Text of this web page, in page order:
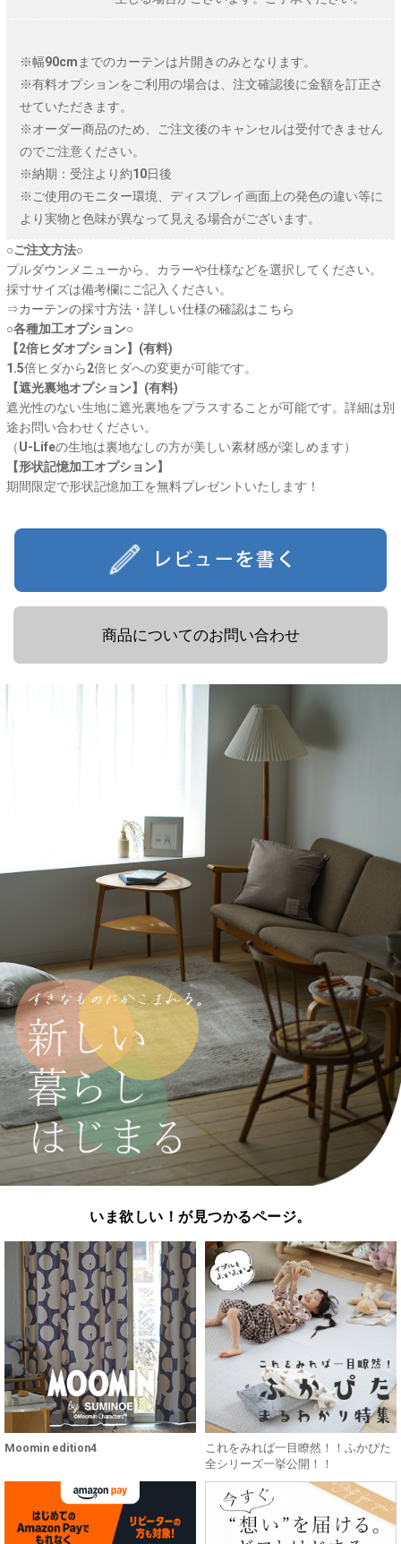
※幅90cmまでのカーテンは片開きのみとなります。
※有料オプションをご利用の場合は、注文確認後に金額を訂正さ
せていただきます。
※オーダー商品のため、ご注文後のキャンセルは受付できません
のでご注意ください。
※納期：受注より約10日後
※ご使用のモニター環境、ディスプレイ画面上の発色の違い等に
より実物と色味が異なって見える場合がございます。
○ご注文方法○
プルダウンメニューから、カラーや仕様などを選択してください。
採寸サイズは備考欄にご記入ください。
⇒カーテンの採寸方法・詳しい仕様の確認はこちら
○各種加工オプション○
【2倍ヒダオプション】(有料)
1.5倍ヒダから2倍ヒダへの変更が可能です。
【遮光裏地オプション】(有料)
遮光性のない生地に遮光裏地をプラスすることが可能です。詳細は別
途お問い合わせください。
（U-Lifeの生地は裏地なしの方が美しい素材感が楽しめます）
【形状記憶加工オプション】
期間限定で形状記憶加工を無料プレゼントいたします！
商品についてのお問い合わせ
いま欲しい！が見つかるページ。
Moomin edition4
これをみれば一目瞭然！！ふかぴた
全シリーズ一挙公開！！